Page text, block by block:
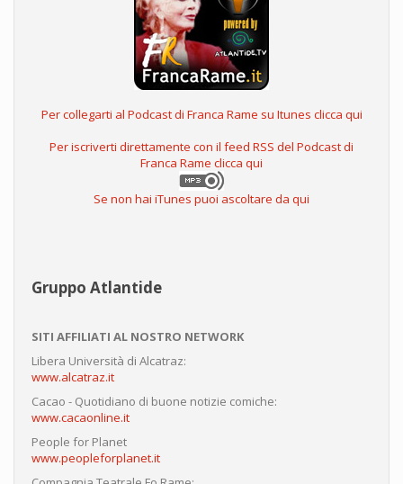
Per collegarti al Podcast di Franca Rame su Itunes clicca qui
Per iscriverti direttamente con il feed RSS del Podcast di
Franca Rame clicca qui
Se non hai iTunes puoi ascoltare da qui
Gruppo Atlantide
SITI AFFILIATI AL NOSTRO NETWORK
Libera Università di Alcatraz:
www.alcatraz.it
Cacao - Quotidiano di buone notizie comiche:
www.cacaonline.it
People for Planet
www.peopleforplanet.it